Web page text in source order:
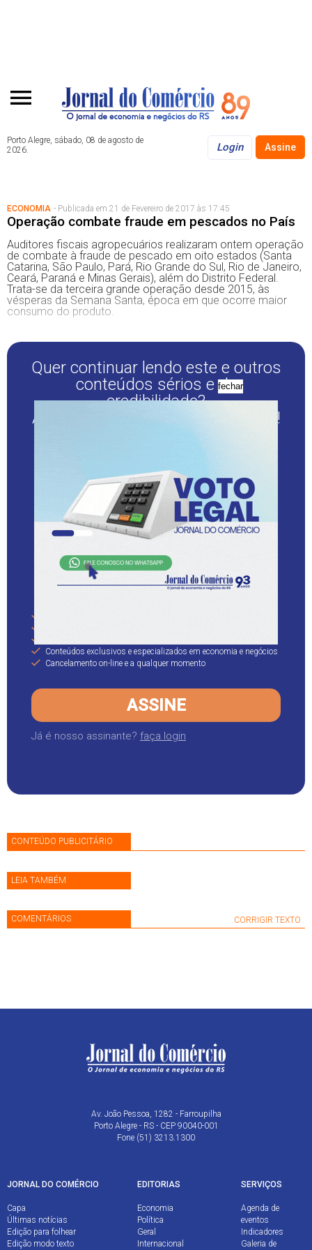
Porto Alegre, sábado, 08 de agosto de
2026.
Login Assine
ECONOMIA - Publicada em 21 de Fevereiro de 2017 às 17:45
Operação combate fraude em pescados no País
Auditores fiscais agropecuários realizaram ontem operação
de combate à fraude de pescado em oito estados (Santa
Catarina, São Paulo, Pará, Rio Grande do Sul, Rio de Janeiro,
Ceará, Paraná e Minas Gerais), além do Distrito Federal.
Trata-se da terceira grande operação desde 2015, às
vésperas da Semana Santa, época em que ocorre maior
consumo do produto.
Quer continuar lendo este e outros
conteúdos sérios e de
credibilidade?
Assine o JC Digital com desconto!
Conteúdos exclusivos e especializados em economia e negócios
Cancelamento on-line e a qualquer momento
ASSINE
Já é nosso assinante? faça login
CONTEÚDO PUBLICITÁRIO
LEIA TAMBÉM
COMENTÁRIOS CORRIGIR TEXTO
Av. João Pessoa, 1282 - Farroupilha
Porto Alegre - RS - CEP 90040-001
Fone (51) 3213.1300
JORNAL DO COMÉRCIO
Capa
Últimas notícias
Edição para folhear
Edição modo texto
EDITORIAS
Economia
Política
Geral
Internacional
SERVIÇOS
Agenda de
eventos
Indicadores
Galeria de
fechar